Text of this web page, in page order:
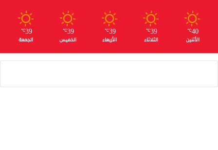
40
℃
الأثنين
39
℃
الثلاثاء
39
℃
الأربعاء
39
℃
الخميس
39
℃
الجمعة